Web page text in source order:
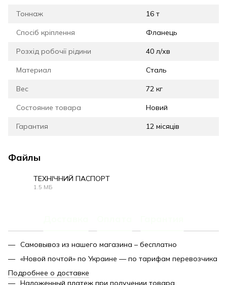
Тоннаж 16 т
Спосіб кріплення Фланець
Розхід робочії рідини 40 л/хв
Материал Сталь
Вес 72 кг
Состояние товара Новий
Гарантия 12 місяців
Файлы
ТЕХНІЧНИЙ ПАСПОРТ
1.5 МБ
Самовывоз из нашего магазина – бесплатно
«Новой почтой» по Украине — по тарифам перевозчика
Подробнее о доставке
Наложенный платеж при получении товара